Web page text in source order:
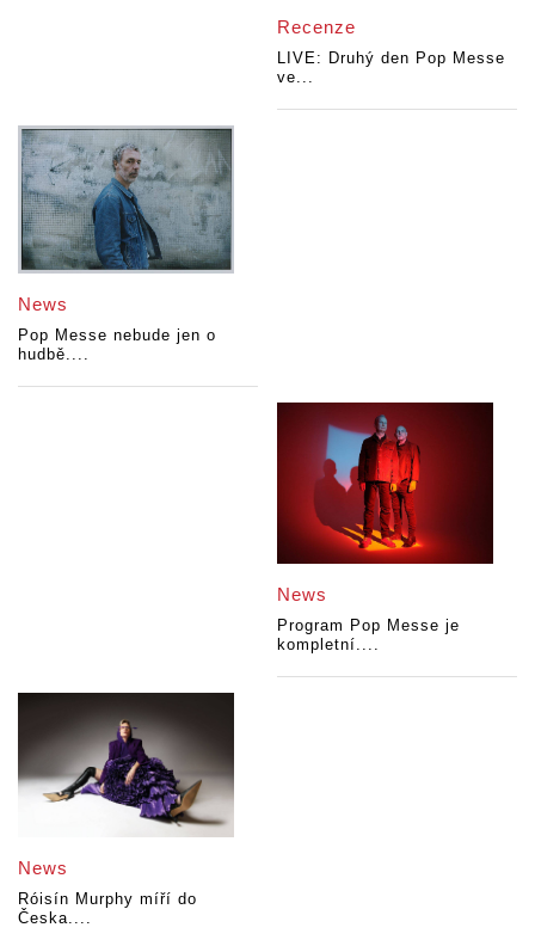
Recenze
LIVE: Druhý den Pop Messe
ve...
News
Pop Messe nebude jen o
hudbě....
News
Program Pop Messe je
kompletní....
News
Róisín Murphy míří do
Česka....